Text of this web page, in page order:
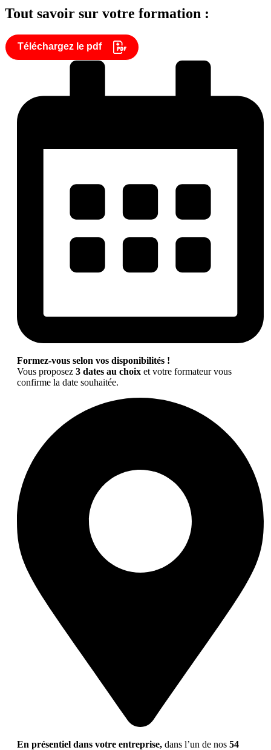
Tout savoir sur votre formation :
Téléchargez le pdf
Formez-vous selon vos disponibilités !
Vous proposez 3 dates au choix et votre formateur vous
confirme la date souhaitée.
En présentiel dans votre entreprise, dans l’un de nos 54